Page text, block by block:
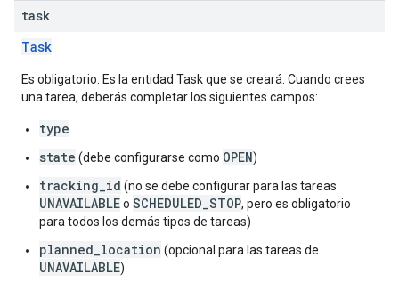
task
Task
Es obligatorio. Es la entidad Task que se creará. Cuando crees
una tarea, deberás completar los siguientes campos:
type
state (debe configurarse como OPEN)
tracking_id (no se debe configurar para las tareas
UNAVAILABLEo SCHEDULED_STOP, pero es obligatorio
para todos los demás tipos de tareas)
planned_location (opcional para las tareas de
UNAVAILABLE)